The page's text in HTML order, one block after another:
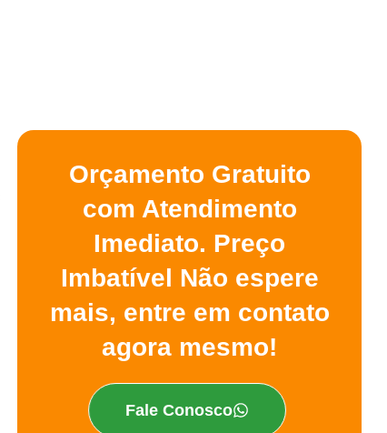
Orçamento Gratuito
com Atendimento
Imediato. Preço
Imbatível Não espere
mais, entre em contato
agora mesmo!
Fale Conosco